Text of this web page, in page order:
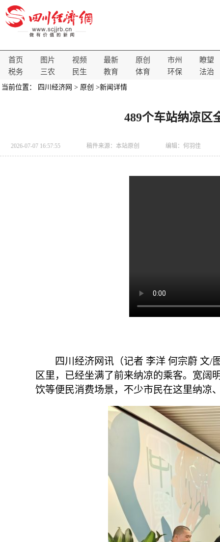
首页 图片 视频 最新 原创 市州
瞭望
税务
三农 民生 教育 体育 环保 法治
当前位置： 四川经济网 > 原创 >新闻详情
489个车站纳凉区
2026-07-07 16:57:55 稿件来源： 本站原创 编辑：何羽佳
四川经济网讯（记者 李洋 何宗蔚 文/
区里，已经坐满了前来纳凉的乘客。宽阔
饮等便民消费场景，不少市民在这里纳凉